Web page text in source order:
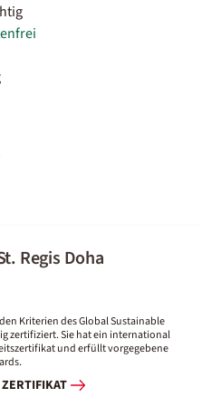
Regis Doha
Kriterien des Global Sustainable
zertifiziert. Sie hat ein international
und erfüllt vorgegebene